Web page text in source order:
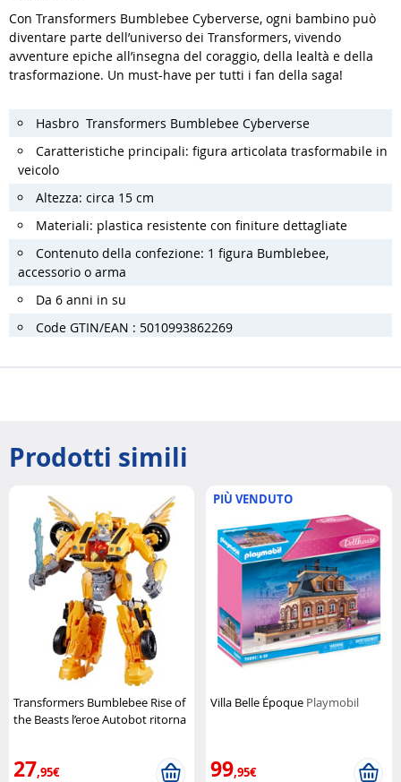
Con Transformers Bumblebee Cyberverse, ogni bambino può
diventare parte dell’universo dei Transformers, vivendo
avventure epiche all’insegna del coraggio, della lealtà e della
trasformazione. Un must-have per tutti i fan della saga!
Hasbro Transformers Bumblebee Cyberverse
Caratteristiche principali: figura articolata trasformabile in
veicolo
Altezza: circa 15 cm
Materiali: plastica resistente con finiture dettagliate
Contenuto della confezione: 1 figura Bumblebee,
accessorio o arma
Da 6 anni in su
Code GTIN/EAN : 5010993862269
Prodotti simili
Transformers Bumblebee Rise of
the Beasts l’eroe Autobot ritorna
27,95€
PIÙ VENDUTO
Villa Belle Époque Playmobil
99,95€